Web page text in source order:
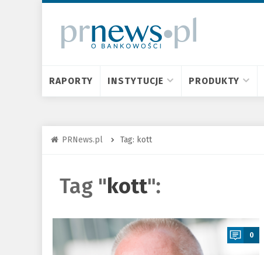
RAPORTY INSTYTUCJE PRODUKTY
PRNews.pl Tag: kott
Tag "kott":
a
0